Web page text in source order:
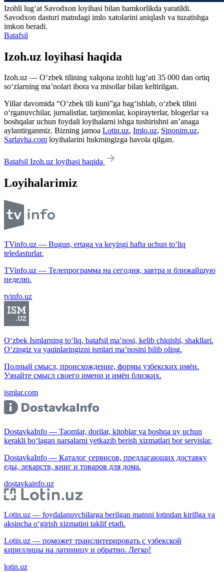
Izohli lugʻat Savodxon loyihasi bilan hamkorlikda yaratildi.
Savodxon dasturi matndagi imlo xatolarini aniqlash va tuzatishga
imkon beradi.
Batafsil
Izoh.uz loyihasi haqida
Izoh.uz — O‘zbek tilining xalqona izohli lug‘ati 35 000 dan ortiq
so‘zlarning ma’nolari ibora va misollar bilan keltirilgan.
Yillar davomida “O‘zbek tili kuni”ga bag‘ishlab, o‘zbek tilini
o‘rganuvchilar, jurnalistlar, tarjimonlar, kopirayterlar, blogerlar va
boshqalar uchun foydali loyihalarni ishga tushirishni an’anaga
aylantirganmiz. Bizning jamoa Lotin.uz, Imlo.uz, Sinonim.uz,
Sarlavha.com loyihalarini hukmingizga havola qilgan.
Batafsil Izoh.uz loyihasi haqida
Loyihalarimiz
TVinfo.uz — Bugun, ertaga va keyingi hafta uchun to‘liq
teledasturlar.
TVinfo.uz — Телепрограмма на сегодня, завтра и ближайшую
неделю.
tvinfo.uz
O‘zbek Ismlarning to‘liq, batafsil ma’nosi, kelib chiqishi, shakllari.
O‘zingiz va yaqinlaringizni ismlari ma’nosini bilib oling.
Полный смысл, происхождение, формы узбекских имён.
Узнайте смысл своего имени и имён близких.
ismlar.com
DostavkaInfo — Taomlar, dorilar, kitoblar va boshqa uy uchun
kerakli bo‘lagan narsalarni yetkazib berish xizmatlari bor servislar.
DostavkaInfo — Каталог сервисов, предлагающих доставку
еды, лекарств, книг и товаров для дома.
dostavkainfo.uz
Lotin.uz — foydalanuvchilarga berilgan matnni lotindan kirillga va
aksincha o‘girish xizmatini taklif etadi.
Lotin.uz — поможет транслитерировать с узбекской
кириллицы на латиницу и обратно. Легко!
lotin.uz